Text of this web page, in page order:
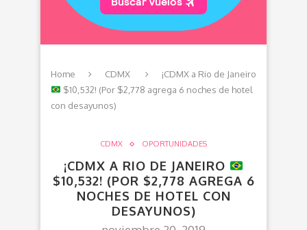
Home CDMX
¡CDMX a Rio de Janeiro
$10,532! (Por $2,778 agrega 6 noches de hotel
con desayunos)
CDMX OPORTUNIDADES
¡CDMX A RIO DE JANEIRO
$10,532! (POR $2,778 AGREGA 6
NOCHES DE HOTEL CON
DESAYUNOS)